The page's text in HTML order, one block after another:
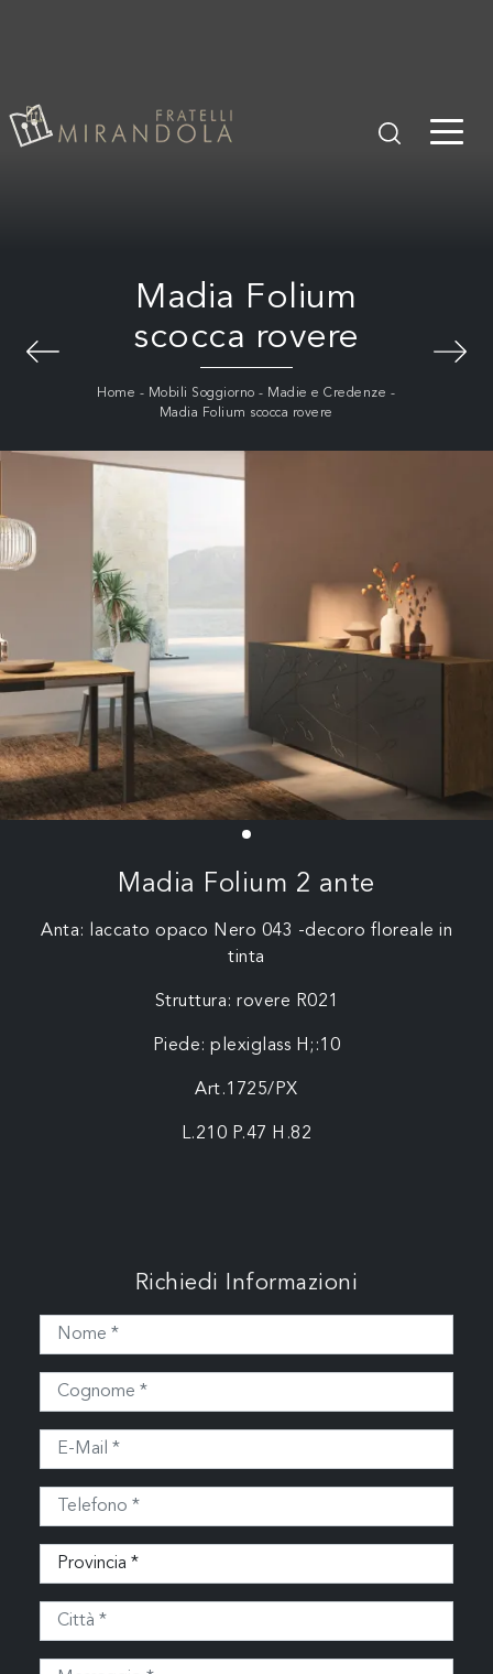
Madia Folium
scocca rovere
Home - Mobili Soggiorno - Madie e Credenze -
Madia Folium scocca rovere
Madia Folium 2 ante
Anta: laccato opaco Nero 043 -decoro floreale in
tinta
Struttura: rovere R021
Piede: plexiglass H;:10
Art.1725/PX
L.210 P.47 H.82
Richiedi Informazioni